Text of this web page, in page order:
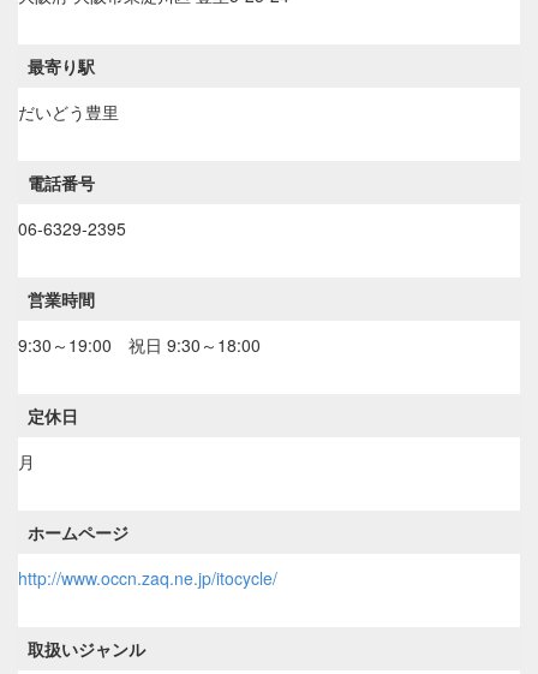
最寄り駅
だいどう豊里
電話番号
06-6329-2395
営業時間
9:30～19:00 祝日 9:30～18:00
定休日
月
ホームページ
http://www.occn.zaq.ne.jp/itocycle/
取扱いジャンル